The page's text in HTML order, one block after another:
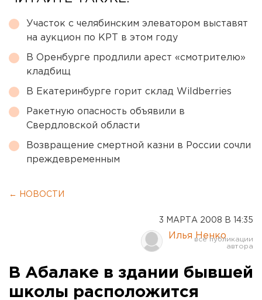
Участок с челябинским элеватором выставят
на аукцион по КРТ в этом году
В Оренбурге продлили арест «смотрителю»
кладбищ
В Екатеринбурге горит склад Wildberries
Ракетную опасность объявили в
Свердловской области
Возвращение смертной казни в России сочли
преждевременным
← НОВОСТИ
3 МАРТА 2008 В 14:35
Илья Ненко
В Абалаке в здании бывшей
школы расположится